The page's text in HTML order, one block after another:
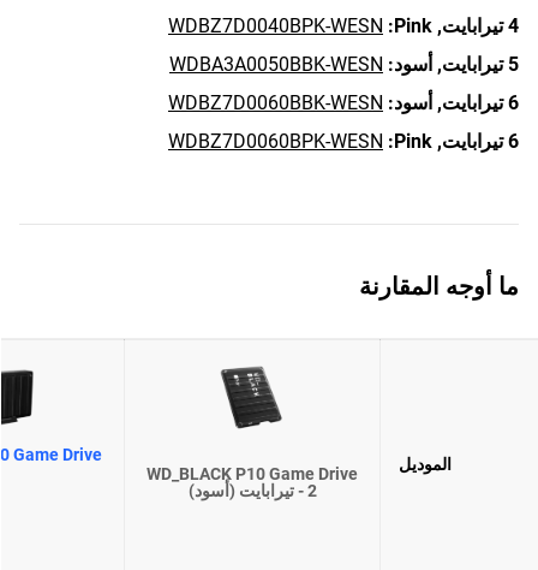
4 تيرابايت,
Pink:
WDBZ7D0040BPK-WESN
5 تيرابايت,
أسود: WDBA3A0050BBK-WESN
6 تيرابايت,
أسود: WDBZ7D0060BBK-WESN
6 تيرابايت,
Pink:
WDBZ7D0060BPK-WESN
ما أوجه المقارنة
الموديل
WD_BLACK P10 Game Drive
- 2 تيرابايت (أسود)
Game Drive